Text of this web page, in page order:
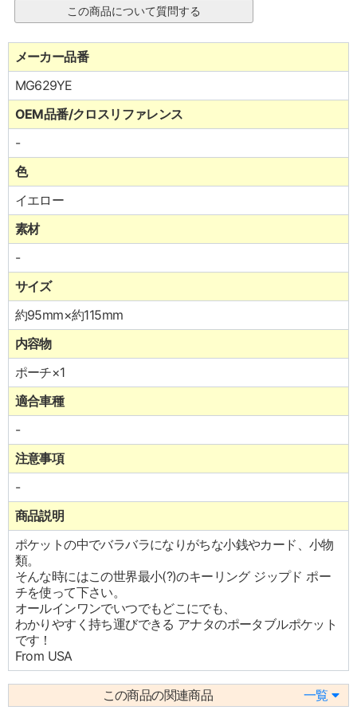
メーカー品番
MG629YE
OEM品番/クロスリファレンス
-
色
イエロー
素材
-
サイズ
約95mm×約115mm
内容物
ポーチ×1
適合車種
-
注意事項
-
商品説明
ポケットの中でバラバラになりがちな小銭やカード、小物
類。
そんな時にはこの世界最小(?)のキーリング ジップド ポー
チを使って下さい。
オールインワンでいつでもどこにでも、
わかりやすく持ち運びできる アナタのポータブルポケット
です！
From USA
この商品の関連商品 一覧